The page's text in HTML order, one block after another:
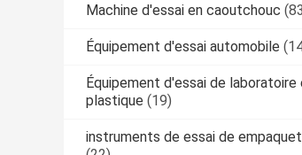
Machine d'essai en caoutchouc
Équipement d'essai automobile
Équipement d'essai de laboratoire
plastique (19)
instruments de essai de